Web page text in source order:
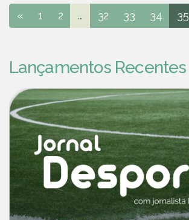
« 1 2 ... 32 33 34 35
Lançamentos Recentes